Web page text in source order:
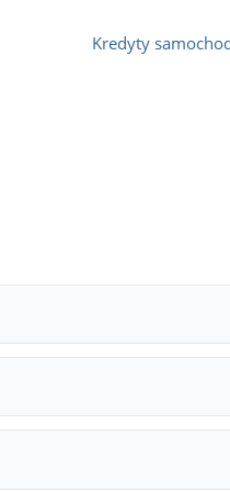
Kredyty
przypadkach bank ma
sprawdzić